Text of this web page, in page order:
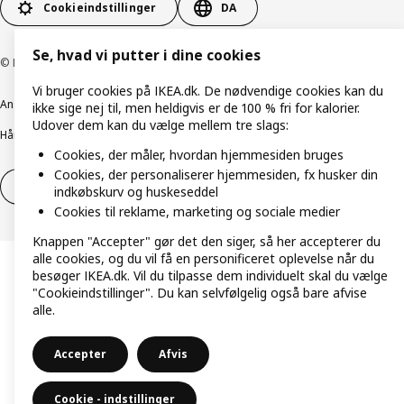
Cookieindstillinger DA
© Inter IKEA Systems B.V. 1999-2026
Ansvarlig rapportering CookiepolitikDigital tilgængelighed
Håndtering af persondataSalgs- og leveringsbetingelser
Fortryd dit køb Fortryd dit køb af service
Se, hvad vi putter i dine cookies
Vi bruger cookies på IKEA.dk. De nødvendige cookies kan du
ikke sige nej til, men heldigvis er de 100 % fri for kalorier.
Udover dem kan du vælge mellem tre slags:
Cookies, der måler, hvordan hjemmesiden bruges
Cookies, der personaliserer hjemmesiden, fx husker din
indkøbskurv og huskeseddel
Cookies til reklame, marketing og sociale medier
Knappen "Accepter" gør det den siger, så her accepterer du
alle cookies, og du vil få en personificeret oplevelse når du
besøger IKEA.dk. Vil du tilpasse dem individuelt skal du vælge
"Cookieindstillinger". Du kan selvfølgelig også bare afvise
alle.
Accepter Afvis
Cookie - indstillinger